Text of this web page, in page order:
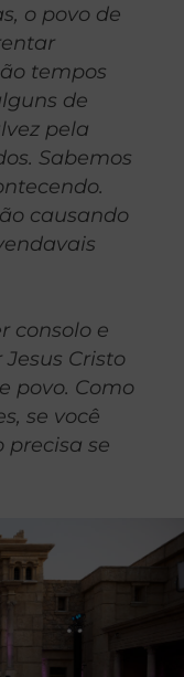
o povo de
tempos
de
pela
Sabemos
causando
consolo e
Cristo
povo. Como
se você
precisa se